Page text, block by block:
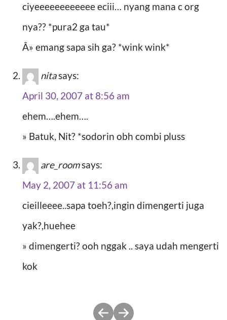
ciyeeeeeeeeeeee eciii… nyang mana c org
nya?? *pura2 ga tau*
Â» emang sapa sih ga? *wink wink*
nitasays:
April 30, 2007 at 8:56 am
ehem….ehem….
» Batuk, Nit? *sodorin obh combi pluss
are_roomsays:
May 2, 2007 at 11:56 am
cieilleeee..sapa toeh?,ingin dimengerti juga
yak?,huehee
» dimengerti? ooh nggak .. saya udah mengerti
kok